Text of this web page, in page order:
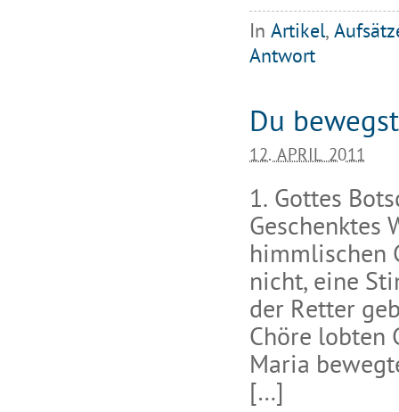
In Artikel,
Antwort
Du
12. APRIL 2011
1. Gottes
Geschenktes
himmlischen
nicht, eine
der Retter
Chöre lobten
Maria
[…]